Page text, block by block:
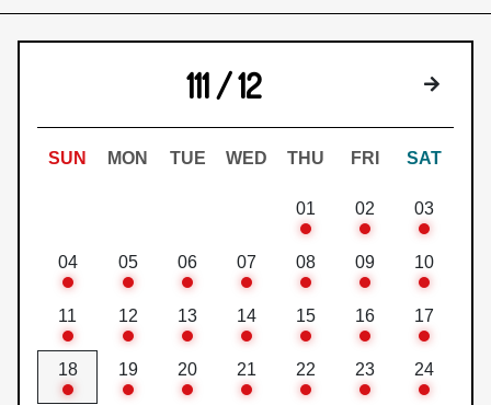
111 / 12 下個月
SUN MON TUE WED THU FRI SAT
01 02 03
04 05 06 07 08 09 10
11 12 13 14 15 16 17
18 19 20 21 22 23 24